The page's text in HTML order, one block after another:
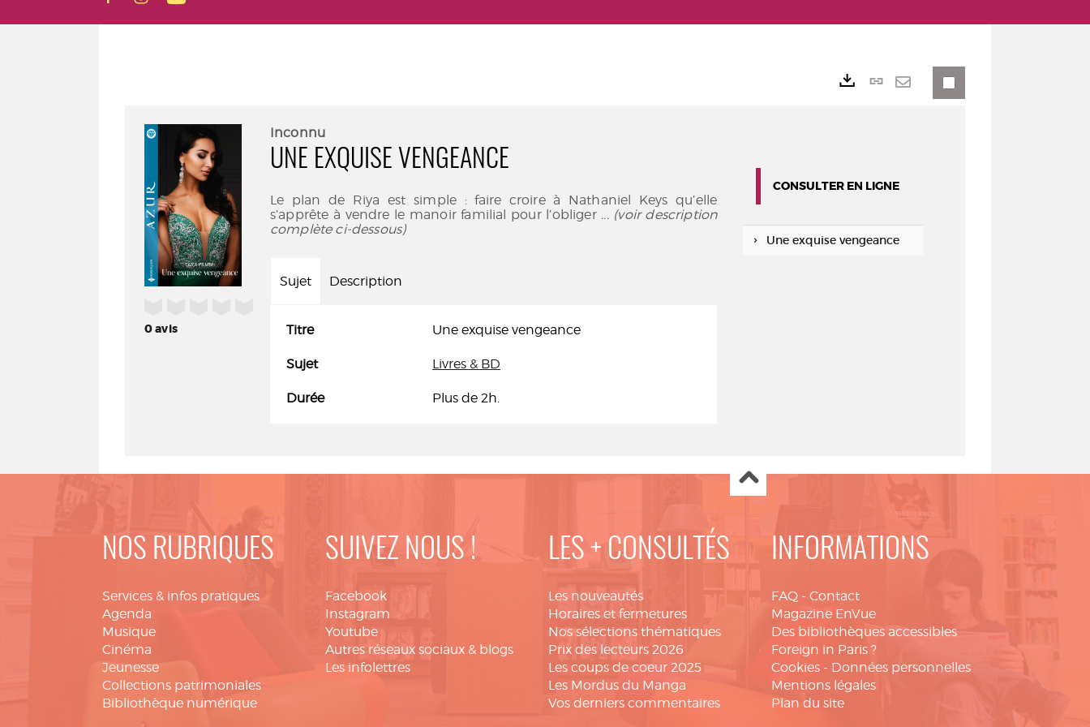
0avis
Inconnu
UNE EXQUISE VENGEANCE
Le plan de Riya est simple : faire croire à Nathaniel Keys qu’elle
s’apprête à vendre le manoir familial pour l’obliger ... (voir description
complète ci-dessous)
Sujet Description
Titre Une exquise vengeance
Sujet Livres & BD
Durée Plus de 2h.
Lien
CONSULTER EN LIGNE
Une exquise vengeance
NOS RUBRIQUES
Services & infos pratiques
Agenda
Musique
Cinéma
Jeunesse
Collections patrimoniales
Bibliothèque numérique
SUIVEZ NOUS !
Facebook
Instagram
Youtube
Autres réseaux sociaux & blogs
Les infolettres
LES + CONSULTÉS
Les nouveautés
Horaires et fermetures
Nos sélections thématiques
Prix des lecteurs 2026
Les coups de coeur 2025
Les Mordus du Manga
Vos derniers commentaires
INFORMATIONS
FAQ - Contact
Magazine EnVue
Des bibliothèques accessibles
Foreign in Paris ?
Cookies - Données personnelles
Mentions légales
Plan du site